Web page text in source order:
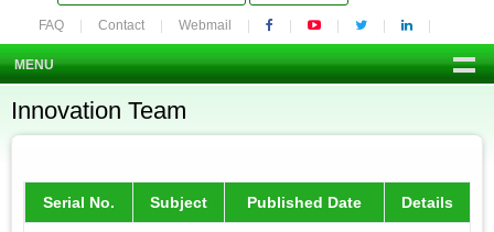
FAQ Contact Webmail
MENU
Innovation Team
Serial No. Subject Published Date Details